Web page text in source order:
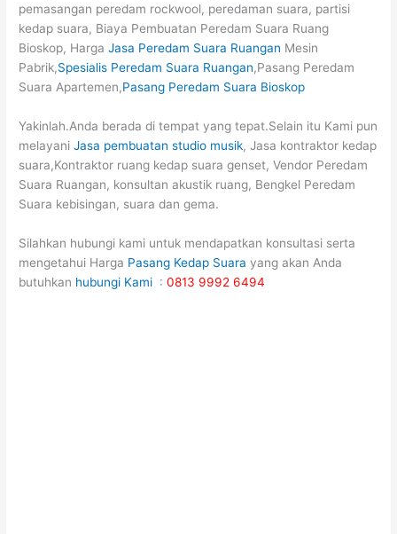
pemasangan peredam rockwool, peredaman suara, partisi
kedap suara, Biaya Pembuatan Peredam Suara Ruang
Bioskop, HargaJasa Peredam Suara Ruangan Mesin
Pabrik,Spesialis Peredam Suara Ruangan,Pasang Peredam
Suara Apartemen,Pasang Peredam Suara Bioskop
Yakinlah.Anda berada di tempat yang tepat.Selain itu Kami pun
melayaniJasa pembuatan studio musik, Jasa kontraktor kedap
suara,Kontraktor ruang kedap suara genset, Vendor Peredam
Suara Ruangan, konsultan akustik ruang, Bengkel Peredam
Suara kebisingan, suara dan gema.
Silahkan hubungi kami untuk mendapatkan konsultasi serta
mengetahui Harga Pasang Kedap Suara yang akan Anda
butuhkan hubungi Kami :0813 9992 6494